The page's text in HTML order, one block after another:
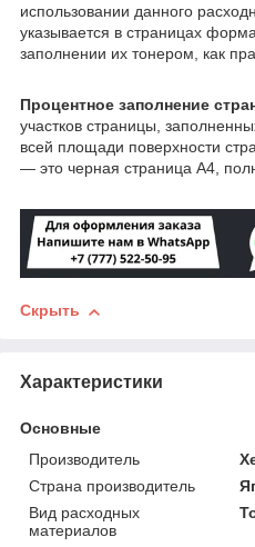
использовании данного
указывается в страницах
заполнении их тонером, как
Процентное заполнение
участков страницы,
всей площади поверхности
— это черная страница А4,
Скрыть
Характеристики
Основные
Производитель
Страна производитель
Вид расходных
материалов